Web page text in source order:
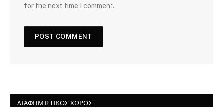
for the next time I comment.
ΔΙΑΦΗΜΙΣΤΙΚΌΣ ΧΏΡΟΣ